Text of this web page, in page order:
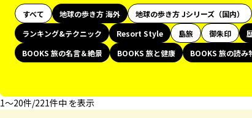
すべて 地球の歩き方 海外 地球の歩き方 Jシリーズ（国内）
ランキング&テクニック
Resort Style 島旅 御朱印
BOOKS 旅の名言＆絶景
BOOKS 旅と健康 BOOKS 旅の読み
1〜20件/221件中 を表示